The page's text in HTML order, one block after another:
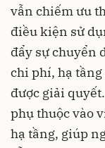
vẫn chiếm ưu
điều kiện sử
đẩy sự chuyển
chi phí, hạ
được giải
phụ thuộc vào
hạ tầng, giúp